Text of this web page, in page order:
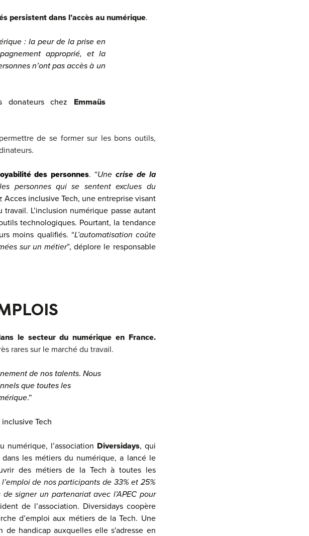
persistent dans l’accès au numérique.
: la peur de la prise en
approprié, et la
n’ont pas accès à un
donateurs chez Emmaüs
de se former sur les bons outils,
des personnes. “Une crise de la
personnes qui se sentent exclues du
Acces inclusive Tech, une entreprise visant
L’inclusion numérique passe autant
technologiques. Pourtant, la tendance
moins qualifiés. “L’automatisation coûte
sur un métier”, déplore le responsable
le secteur du numérique en France.
rares sur le marché du travail.
de nos talents. Nous
que toutes les
.”
Tech
numérique, l’association Diversidays, qui
les métiers du numérique, a lancé le
des métiers de la Tech à toutes les
de nos participants de 33% et 25%
signer un partenariat avec l’APEC pour
de l’association. Diversidays coopère
d’emploi aux métiers de la Tech. Une
handicap auxquelles elle s'adresse en